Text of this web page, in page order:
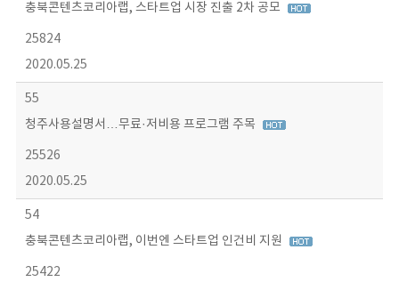
충북콘텐츠코리아랩, 스타트업 시장 진출 2차 공모
25824
2020.05.25
55
청주사용설명서…무료·저비용 프로그램 주목
25526
2020.05.25
54
충북콘텐츠코리아랩, 이번엔 스타트업 인건비 지원
25422